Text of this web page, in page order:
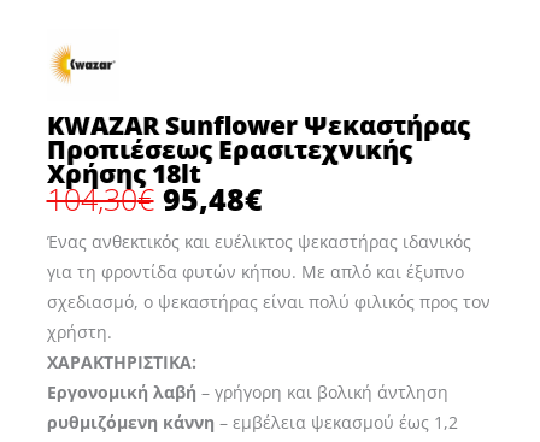
KWAZAR Sunflower Ψεκαστήρας
Προπιέσεως Ερασιτεχνικής
Χρήσης 18lt
104,30€ Original
price
was:
104,30€.
95,48€Η
τρέχουσα
τιμή
είναι:
Ένας ανθεκτικός και ευέλικτος ψεκαστήρας ιδανικός
για τη φροντίδα φυτών κήπου. Με απλό και έξυπνο
σχεδιασμό, ο ψεκαστήρας είναι πολύ φιλικός προς τον
χρήστη.
ΧΑΡΑΚΤΗΡΙΣΤΙΚΑ:
Εργονομική λαβή – γρήγορη και βολική άντληση
ρυθμιζόμενη κάννη – εμβέλεια ψεκασμού έως 1,2